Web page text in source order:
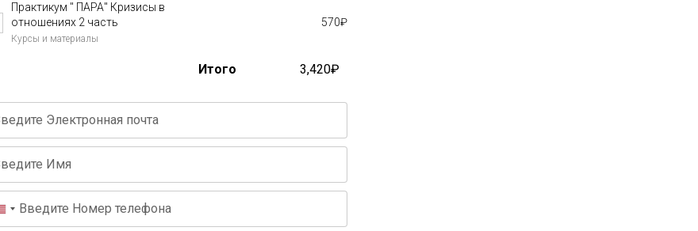
Практикум " ПАРА" Кризисы в
отношениях 2 часть
Курсы и материалы
570₽
Итого 3,420₽